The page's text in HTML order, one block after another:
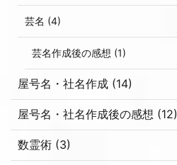
芸名 (4)
芸名作成後の感想 (1)
屋号名・社名作成 (14)
屋号名・社名作成後の感想 (12)
数霊術 (3)